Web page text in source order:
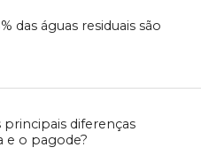
das águas residuais são
principais diferenças
e o pagode?